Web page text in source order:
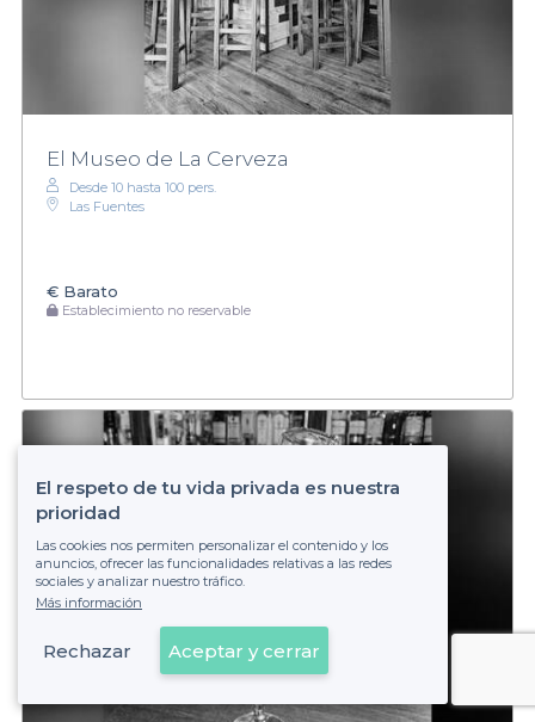
El Museo de La Cerveza
Desde 10 hasta 100 pers.
Las Fuentes
€ Barato
Establecimiento no reservable
Ver en el mapa
El respeto de tu vida privada es nuestra
prioridad
Las cookies nos permiten personalizar el contenido y los
anuncios, ofrecer las funcionalidades relativas a las redes
sociales y analizar nuestro tráfico.
Más información
Rechazar Aceptar y cerrar